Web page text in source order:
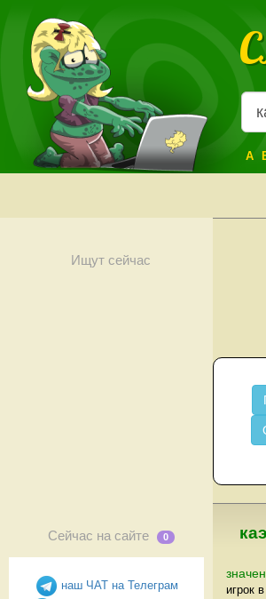
А
Ищут сейчас
Сейчас на сайте 0
наш ЧАТ на Телеграм
игрок